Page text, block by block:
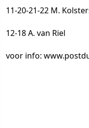
11-20-21-22 M.
12-18 A. van Riel
voor info: